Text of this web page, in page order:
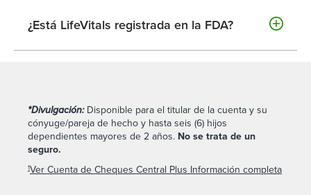
¿Está LifeVitals registrada en la FDA?
*Divulgación:Disponible para el titular de la cuenta y su
cónyuge/pareja de hecho y hasta seis (6) hijos
dependientes mayores de 2 años. No se trata de un
seguro.
1Ver Cuenta de Cheques Central Plus Información completa